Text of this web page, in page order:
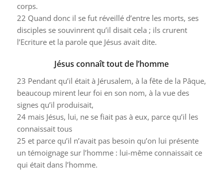
corps.
22 Quand donc il se fut réveillé d’entre les morts, ses
disciples se souvinrent qu’il disait cela ; ils crurent
l’Ecriture et la parole que Jésus avait dite.
Jésus connaît tout de l’homme
23 Pendant qu’il était à Jérusalem, à la fête de la Pâque,
beaucoup mirent leur foi en son nom, à la vue des
signes qu’il produisait,
24 mais Jésus, lui, ne se fiait pas à eux, parce qu’il les
connaissait tous
25 et parce qu’il n’avait pas besoin qu’on lui présente
un témoignage sur l’homme : lui-même connaissait ce
qui était dans l’homme.